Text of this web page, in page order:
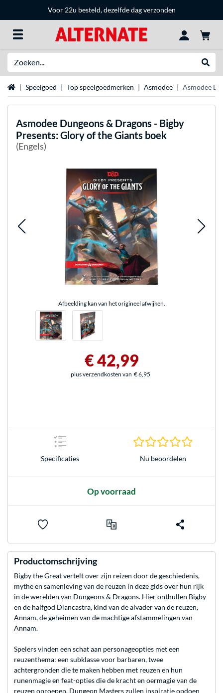
Voor 22u besteld, dezelfde dag verzonden
HomeSpeelgoed Top speelgoedmerken Asmodee Asmodee
Asmodee Dungeons & Dragons - Bigby
Presents: Glory of the Giants boek
(Engels)
Afbeelding kan van het origineel afwijken.
€ 42,99
plus verzendkosten van € 6,95
Specificaties Nu beoordelen
Op voorraad
Productomschrijving
Bigby the Great vertelt over zijn reizen door de geschiedenis,
mythe en samenleving van de reuzen in deze gids over hun rijk
in de werelden van Dungeons & Dragons. Hier onthullen Bigby
en de halfgod Diancastra, kind van de alvader van de reuzen,
Annam, de geheimen van de machtige afstammelingen van
Annam.
Spelers vinden een schat aan personageopties met een
reuzenthema: een subklasse voor barbaren, twee
achtergronden die te maken hebben met reuzen en hun
runenmagie en feat-opties die de kracht en oermagie van de
reuzen oproepen. Dungeon Masters zullen inspiratie opdoen